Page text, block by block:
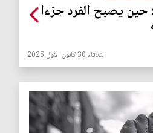
حين يصبح الفرد جزءا
الثلاثاء 30 كانون الأول 2025